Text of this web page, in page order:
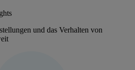
und das Verhalten von